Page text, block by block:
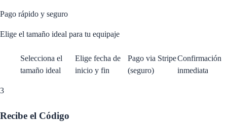
Pago rápido y seguro
Elige el tamaño ideal para tu equipaje
Selecciona el
tamaño ideal
Elige fecha de
inicio y fin
Pago via Stripe
(seguro)
Confirmación
inmediata
3
Recibe el Código